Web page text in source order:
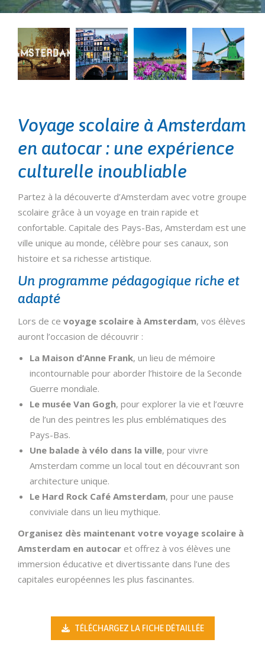
Voyage scolaire à Amsterdam
en autocar : une expérience
culturelle inoubliable
Partez à la découverte d’Amsterdam avec votre groupe
scolaire grâce à un voyage en train rapide et
confortable. Capitale des Pays-Bas, Amsterdam est une
ville unique au monde, célèbre pour ses canaux, son
histoire et sa richesse artistique.
Un programme pédagogique riche et
adapté
Lors de ce voyage scolaire à Amsterdam, vos élèves
auront l’occasion de découvrir :
La Maison d’Anne Frank, un lieu de mémoire
incontournable pour aborder l’histoire de la Seconde
Guerre mondiale.
Le musée Van Gogh, pour explorer la vie et l’œuvre
de l’un des peintres les plus emblématiques des
Pays-Bas.
Une balade à vélo dans la ville, pour vivre
Amsterdam comme un local tout en découvrant son
architecture unique.
Le Hard Rock Café Amsterdam, pour une pause
conviviale dans un lieu mythique.
Organisez dès maintenant votre voyage scolaire à
Amsterdam en autocar et offrez à vos élèves une
immersion éducative et divertissante dans l’une des
capitales européennes les plus fascinantes.
TÉLÉCHARGEZ LA FICHE DÉTAILLÉE